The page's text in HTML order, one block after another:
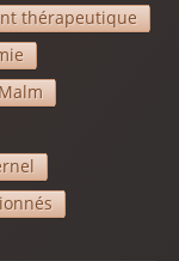
thérapeutique